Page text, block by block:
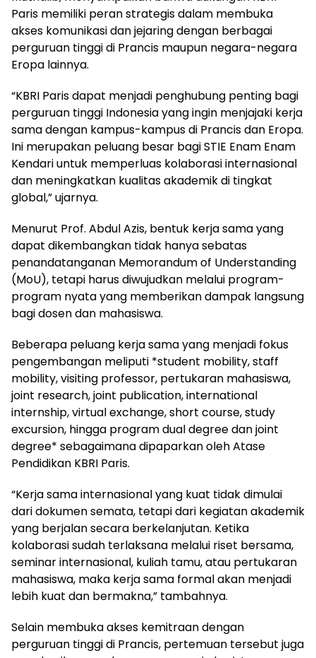
Paris memiliki peran strategis dalam membuka
akses komunikasi dan jejaring dengan berbagai
perguruan tinggi di Prancis maupun negara-negara
Eropa lainnya.
“KBRI Paris dapat menjadi penghubung penting bagi
perguruan tinggi Indonesia yang ingin menjajaki kerja
sama dengan kampus-kampus di Prancis dan Eropa.
Ini merupakan peluang besar bagi STIE Enam Enam
Kendari untuk memperluas kolaborasi internasional
dan meningkatkan kualitas akademik di tingkat
global,” ujarnya.
Menurut Prof. Abdul Azis, bentuk kerja sama yang
dapat dikembangkan tidak hanya sebatas
penandatanganan Memorandum of Understanding
(MoU), tetapi harus diwujudkan melalui program-
program nyata yang memberikan dampak langsung
bagi dosen dan mahasiswa.
Beberapa peluang kerja sama yang menjadi fokus
pengembangan meliputi *student mobility, staff
mobility, visiting professor, pertukaran mahasiswa,
joint research, joint publication, international
internship, virtual exchange, short course, study
excursion, hingga program dual degree dan joint
degree* sebagaimana dipaparkan oleh Atase
Pendidikan KBRI Paris.
“Kerja sama internasional yang kuat tidak dimulai
dari dokumen semata, tetapi dari kegiatan akademik
yang berjalan secara berkelanjutan. Ketika
kolaborasi sudah terlaksana melalui riset bersama,
seminar internasional, kuliah tamu, atau pertukaran
mahasiswa, maka kerja sama formal akan menjadi
lebih kuat dan bermakna,” tambahnya.
Selain membuka akses kemitraan dengan
perguruan tinggi di Prancis, pertemuan tersebut juga